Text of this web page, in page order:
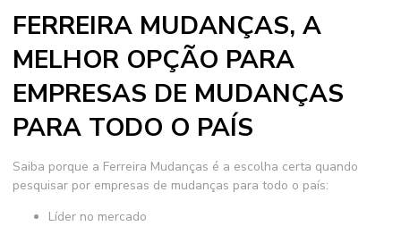
FERREIRA MUDANÇAS, A
MELHOR OPÇÃO PARA
EMPRESAS DE MUDANÇAS
PARA TODO O PAÍS
Saiba porque a Ferreira Mudanças é a escolha certa quando
pesquisar por empresas de mudanças para todo o país:
líder no mercado